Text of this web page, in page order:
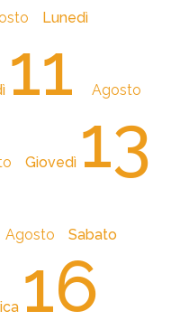
Lunedì
11Agosto
Giovedì 13
Agosto Sabato
16